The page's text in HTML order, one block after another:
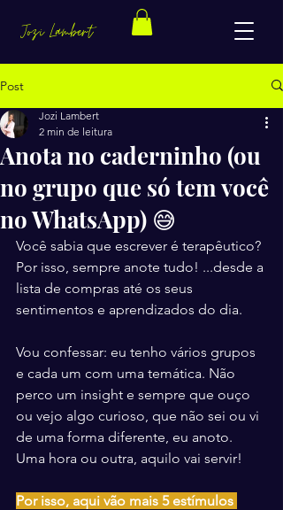
Jozi Lambert
Post
Anota no caderninho (ou
no grupo que só tem você
no WhatsApp) 😅
Jozi Lambert
2 min de leitura
Você sabia que escrever é terapêutico?
Por isso, sempre anote tudo! ...desde a
lista de compras até os seus
sentimentos e aprendizados do dia.
Vou confessar: eu tenho vários grupos
e cada um com uma temática. Não
perco um insight e sempre que ouço
ou vejo algo curioso, que não sei ou vi
de uma forma diferente, eu anoto.
Uma hora ou outra, aquilo vai servir!
Por isso, aqui vão mais 5 estímulos